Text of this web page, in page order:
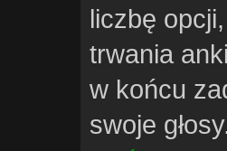
liczbę
trwania
w końcu
swoje